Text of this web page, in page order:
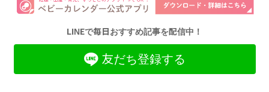
LINEで毎日おすすめ記事を配信中！
友だち登録する